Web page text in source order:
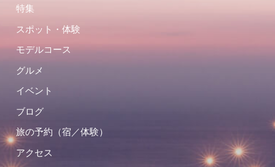
特集
スポット・体験
モデルコース
グルメ
イベント
ブログ
旅の予約（宿／体験）
アクセス